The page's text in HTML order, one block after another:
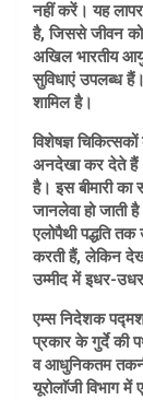
नहीं करें। यह
है, जिससे जीवन
अखिल भारतीय
सुविधाएं उपलब्ध
शामिल है।
विशेषज्ञ
अनदेखा कर देते हैं।
है। इस बीमारी
जानलेवा हो जाती
एलोपैथी पद्धति तक
करती हैं, लेकिन
उम्मीद में इधर-
एम्स निदेशक
प्रकार के गुर्दे की
व आधुनिकतम
यूरोलाॅजी विभाग